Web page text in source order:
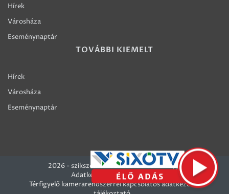
Hírek
Városháza
Eseménynaptár
TOVÁBBI KIEMELT
Hírek
Városháza
Eseménynaptár
2026 - szikszo.hu - Szikszó Város honlapja
Adatkezelési szabályzatok
Térfigyelő kamerarendszerrel kapcsolatos adatkezelési